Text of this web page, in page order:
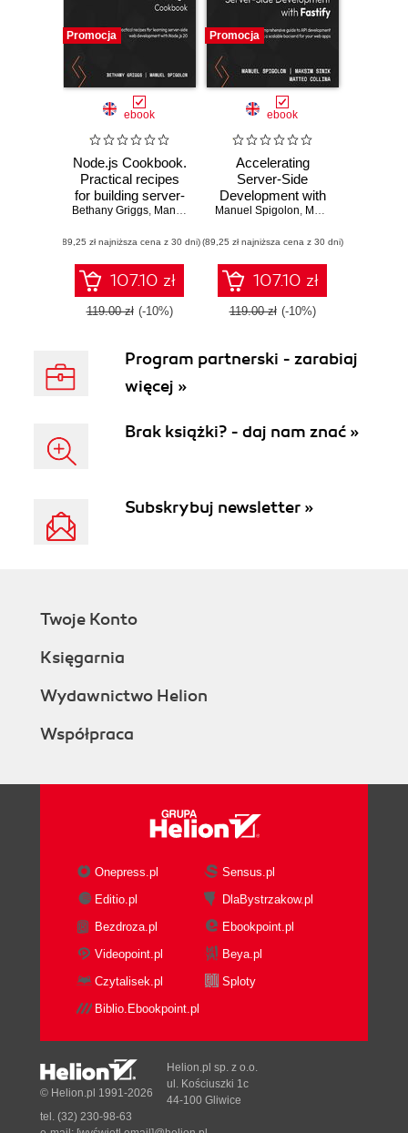
Promocja
ebook
Node.js Cookbook.
Practical recipes
for building server-
side web
Node.js 22 - Fifth
Edition
Bethany Griggs, Manuel Spigolon
(89,25 zł najniższa cena z 30 dni)
107.10 zł
119.00 zł (-10%)
Promocja
ebook
Accelerating
Server-Side
Development with
Fastify. A
guide to API
development for
building a scalable
backend for your
web apps
Manuel Spigolon, Maksim Sinik
(89,25 zł najniższa cena z 30 dni)
107.10 zł
119.00 zł (-10%)
Program partnerski - zarabiaj
więcej »
Brak książki? - daj nam znać »
Subskrybuj newsletter »
Twoje Konto
Księgarnia
Wydawnictwo Helion
Współpraca
Onepress.pl
Sensus.pl
Editio.pl
DlaBystrzakow.pl
Bezdroza.pl
Ebookpoint.pl
Videopoint.pl
Beya.pl
Czytalisek.pl
Sploty
Biblio.Ebookpoint.pl
© Helion.pl 1991-2026
Helion.pl sp. z o.o.
ul. Kościuszki 1c
44-100 Gliwice
tel. (32) 230-98-63